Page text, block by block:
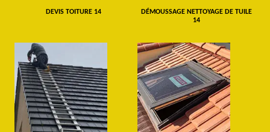
DEVIS TOITURE 14
DÉMOUSSAGE NETTOYAGE DE TUILE
14